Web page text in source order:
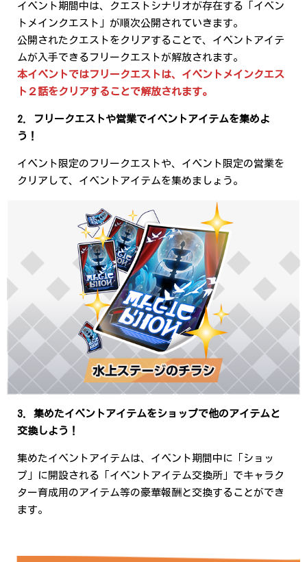
イベント期間中は、クエストシナリオが存在する「イベン
トメインクエスト」が順次公開されていきます。
公開されたクエストをクリアすることで、イベントアイテ
ムが入手できるフリークエストが解放されます。
本イベントではフリークエストは、イベントメインクエス
ト２話をクリアすることで解放されます。
2. フリークエストや営業でイベントアイテムを集めよ
う！
イベント限定のフリークエストや、イベント限定の営業を
クリアして、イベントアイテムを集めましょう。
3. 集めたイベントアイテムをショップで他のアイテムと
交換しよう！
集めたイベントアイテムは、イベント期間中に「ショッ
プ」に開設される「イベントアイテム交換所」でキャラク
ター育成用のアイテム等の豪華報酬と交換することができ
ます。